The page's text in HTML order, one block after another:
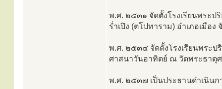
พ.ศ. ๒๕๓๑ จัดตั้งโรงเรียนพระ
ร่ำเปิง (ตโปทาราม) อำเภอเมือง
พ.ศ. ๒๕๓๔ จัดตั้งโรงเรียนพระ
ศาสนาวันอาทิตย์ ณ วัดพระธาตุศ
พ.ศ. ๒๕๓๗ เป็นประธานดำเนิน